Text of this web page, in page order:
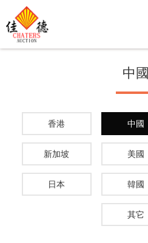
中國
香港 中國
新加坡 美國
日本 韓國
其它